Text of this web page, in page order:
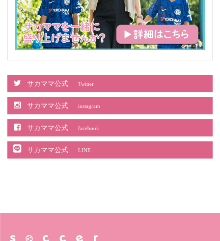
サカママ公式 Twitter
サカママ公式 instagram
サカママ公式 facebook
サカママ公式 LINE